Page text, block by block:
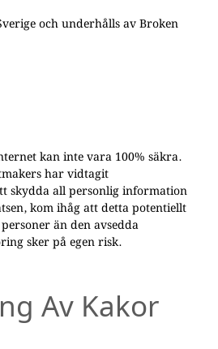
och underhålls av Broken
kan inte vara 100% säkra.
har vidtagit
skydda all personlig information
kom ihåg att detta potentiellt
än den avsedda
sker på egen risk.
Av Kakor